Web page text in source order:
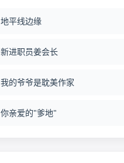
地平线边缘
新进职员姜会长
我的爷爷是耽美作家
你亲爱的"爹地"